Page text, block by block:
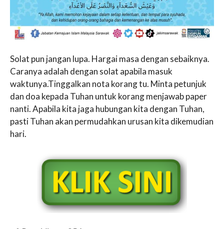
Solat pun jangan lupa. Hargai masa dengan sebaiknya.
Caranya adalah dengan solat apabila masuk
waktunya.Tinggalkan nota korang tu. Minta petunjuk
dan doa kepada Tuhan untuk korang menjawab paper
nanti. Apabila kita jaga hubungan kita dengan Tuhan,
pasti Tuhan akan permudahkan urusan kita dikemudian
hari.